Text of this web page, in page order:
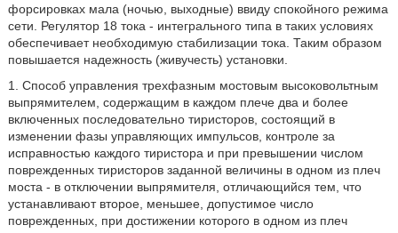
форсировках мала (ночью, выходные) ввиду спокойного режима
сети. Регулятор 18 тока - интегрального типа в таких условиях
обеспечивает необходимую стабилизации тока. Таким образом
повышается надежность (живучесть) установки.
1. Способ управления трехфазным мостовым высоковольтным
выпрямителем, содержащим в каждом плече два и более
включенных последовательно тиристоров, состоящий в
изменении фазы управляющих импульсов, контроле за
исправностью каждого тиристора и при превышении числом
поврежденных тиристоров заданной величины в одном из плеч
моста - в отключении выпрямителя, отличающийся тем, что
устанавливают второе, меньшее, допустимое число
поврежденных, при достижении которого в одном из плеч